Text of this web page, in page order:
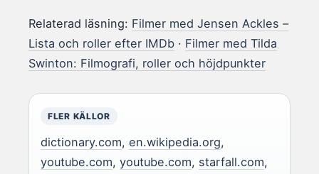
Relaterad läsning: Filmer med Jensen Ackles –
Lista och roller efter IMDb · Filmer med Tilda
Swinton: Filmografi, roller och höjdpunkter
FLER KÄLLOR
dictionary.com, en.wikipedia.org,
youtube.com, youtube.com, starfall.com,